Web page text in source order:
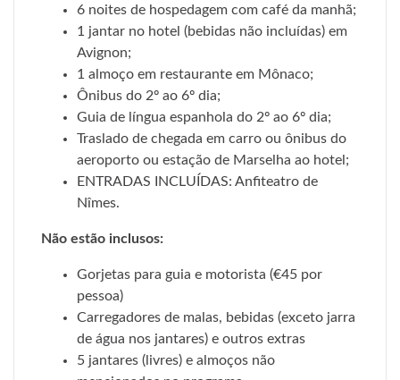
6 noites de hospedagem com café da manhã;
1 jantar no hotel (bebidas não incluídas) em
Avignon;
1 almoço em restaurante em Mônaco;
Ônibus do 2º ao 6º dia;
Guia de língua espanhola do 2º ao 6º dia;
Traslado de chegada em carro ou ônibus do
aeroporto ou estação de Marselha ao hotel;
ENTRADAS INCLUÍDAS: Anfiteatro de
Nîmes.
Não estão inclusos:
Gorjetas para guia e motorista (€45 por
pessoa)
Carregadores de malas, bebidas (exceto jarra
de água nos jantares) e outros extras
5 jantares (livres) e almoços não